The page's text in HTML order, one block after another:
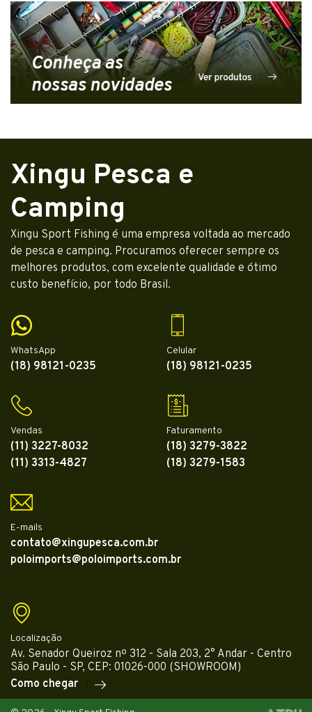
Xingu Pesca e
Camping
Xingu Sport Fishing é uma empresa voltada ao mercado
de pesca e camping. Procuramos oferecer sempre os
melhores produtos, com excelente qualidade e ótimo
custo benefício, por todo Brasil.
WhatsApp
(18) 98121-0235
Celular
(18) 98121-0235
Vendas
(11) 3227-8032
(11) 3313-4827
Faturamento
(18) 3279-3822
(18) 3279-1583
E-mails
contato@xingupesca.com.br
poloimports@poloimports.com.br
Localização
Av. Senador Queiroz nº 312 - Sala 203, 2° Andar - Centro
São Paulo - SP, CEP: 01026-000 (SHOWROOM)
Como chegar